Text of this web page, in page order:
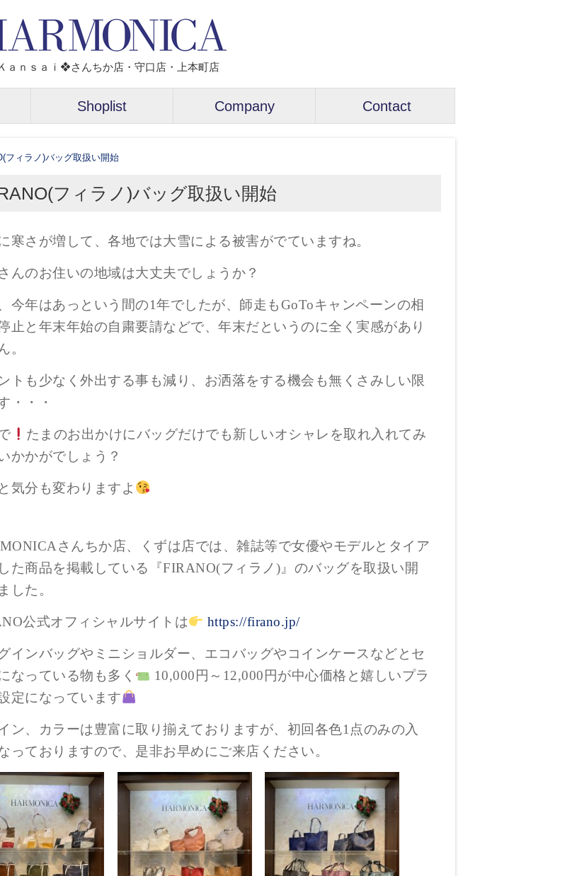
ａｎｓａｉ❖さんちか店・守口店・上本町店
Shoplist Company Contact
フィラノ)バッグ取扱い開始
フィラノ)バッグ取扱い開始
寒さが増して、各地では大雪による被害がでていますね。
んのお住いの地域は大丈夫でしょうか？
今年はあっという間の1年でしたが、師走もGoToキャンペーンの相
止と年末年始の自粛要請などで、年末だというのに全く実感があり
。
トも少なく外出する事も減り、お洒落をする機会も無くさみしい限
・・・
たまのお出かけにバッグだけでも新しいオシャレを取れ入れてみ
かかがでしょう？
気分も変わりますよ
さんちか店、くずは店では、雑誌等で女優やモデルとタイア
た商品を掲載している『FIRANO(フィラノ)』のバッグを取扱い開
した。
公式オフィシャルサイトは https://firano.jp/
インバッグやミニショルダー、エコバッグやコインケースなどとセ
なっている物も多く
10,000円～12,000円が中心価格と嬉しいプラ
定になっています
ン、カラーは豊富に取り揃えておりますが、初回各色1点のみの入
っておりますので、是非お早めにご来店ください。